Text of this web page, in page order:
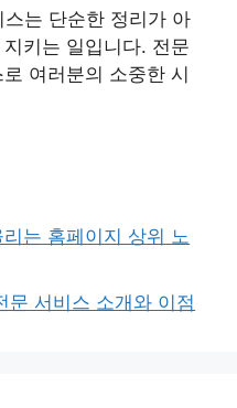
는 단순한 정리가 아
키는 일입니다. 전문
여러분의 소중한 시
는 홈페이지 상위 노
문 서비스 소개와 이점